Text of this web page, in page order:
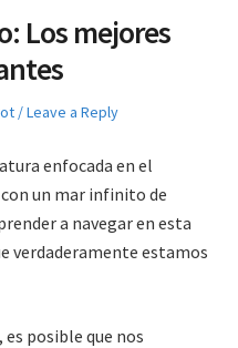
Los mejores
Leave a Reply
enfocada en el
un mar infinito de
a navegar en esta
verdaderamente estamos
posible que nos